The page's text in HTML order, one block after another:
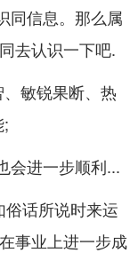
同信息。那么属
去认识一下吧.
敏锐果断、热
会进一步顺利...
话所说时来运
事业上进一步成